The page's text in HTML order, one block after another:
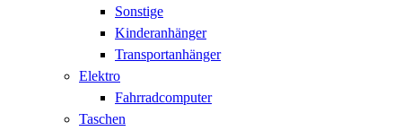
Sonstige
Kinderanhänger
Transportanhänger
Elektro
Fahrradcomputer
Taschen